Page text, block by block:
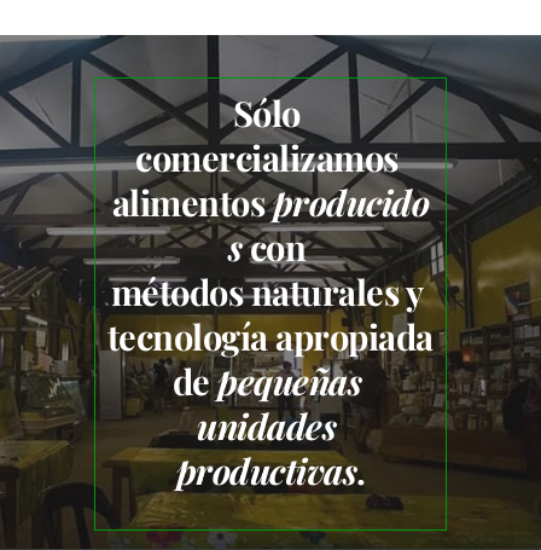
Sólo
comercializamos
alimentos producido
s con
métodos naturales y
tecnología apropiada
de pequeñas
unidades
productivas.